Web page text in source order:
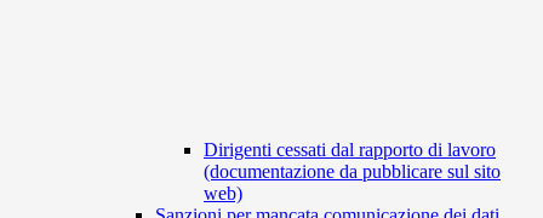
Dirigenti cessati dal rapporto di lavoro
(documentazione da pubblicare sul sito
web)